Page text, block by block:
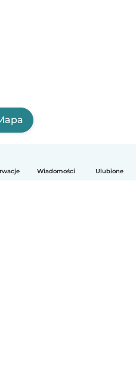
Wiadomości Ulubione